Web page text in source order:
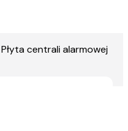
Płyta centrali alarmowej